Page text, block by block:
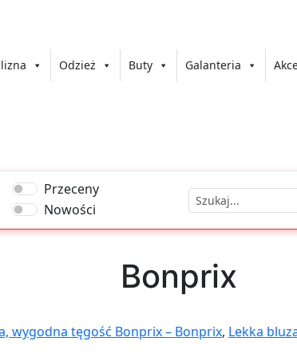
Odzież Buty Galanteria
Przeceny
Nowości
Bonprix
wygodna tęgość Bonprix – Bonprix, Lekka
– Bonprix